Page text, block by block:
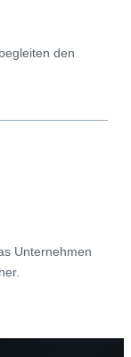
den
Unternehmen